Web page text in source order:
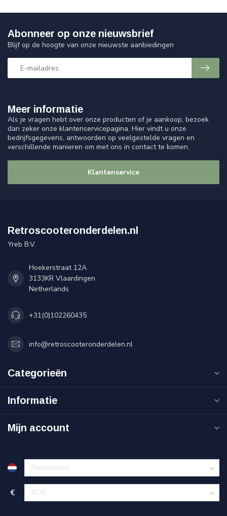
Meer informatie
Als je vragen hebt over onze producten of je aankoop, bezoek
dan zeker onze klantenservicepagina. Hier vindt u onze
bedrijfsgegevens, antwoorden op veelgestelde vragen en
verschillende manieren om met ons in contact te komen.
Klantenservice
Abonneer op onze nieuwsbrief
Blijf op de hoogte van onze nieuwste aanbiedingen
Retroscooteronderdelen.nl
Yreb B.V.
Hoekerstraat 12A
3133KR Vlaardingen
Netherlands
+31(0)102260435
info@retroscooteronderdelen.nl
Categorieën
Informatie
Mijn account
€